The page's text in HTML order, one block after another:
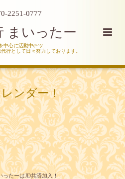
2251-0777
まいったー
中心に活動中(^^)/
行として日々努力しております。
ンダー！
ったーはJD共済加入！